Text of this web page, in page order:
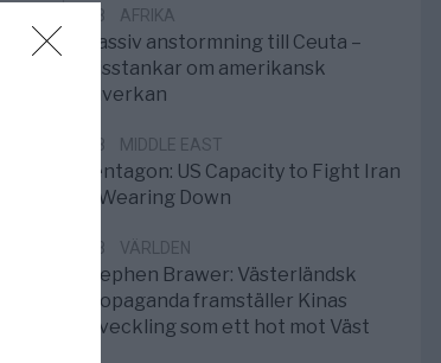
3/8 AFRIKA
Massiv anstormning till Ceuta –
Misstankar om amerikansk
påverkan
2/8 MIDDLE EAST
Pentagon: US Capacity to Fight Iran
is Wearing Down
1/8 VÄRLDEN
Stephen Brawer: Västerländsk
propaganda framställer Kinas
utveckling som ett hot mot Väst